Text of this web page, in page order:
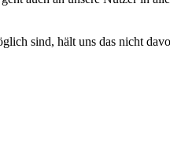
sind, hält uns das nicht